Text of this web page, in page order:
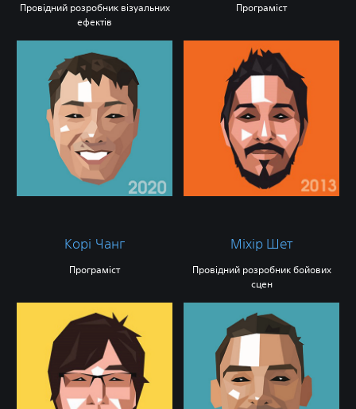
Провідний розробник візуальних
ефектів
Програміст
Корі Чанг
Програміст
Міхір Шет
Провідний розробник бойових
сцен